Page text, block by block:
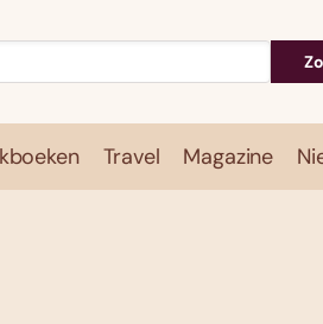
Travel Magazine